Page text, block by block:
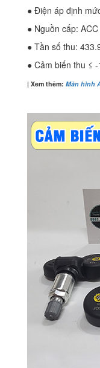
● Điện áp định
● Nguồn cấp:
● Tần số thu:
● Cảm biến thu ≤
| Xem thêm: Màn hình